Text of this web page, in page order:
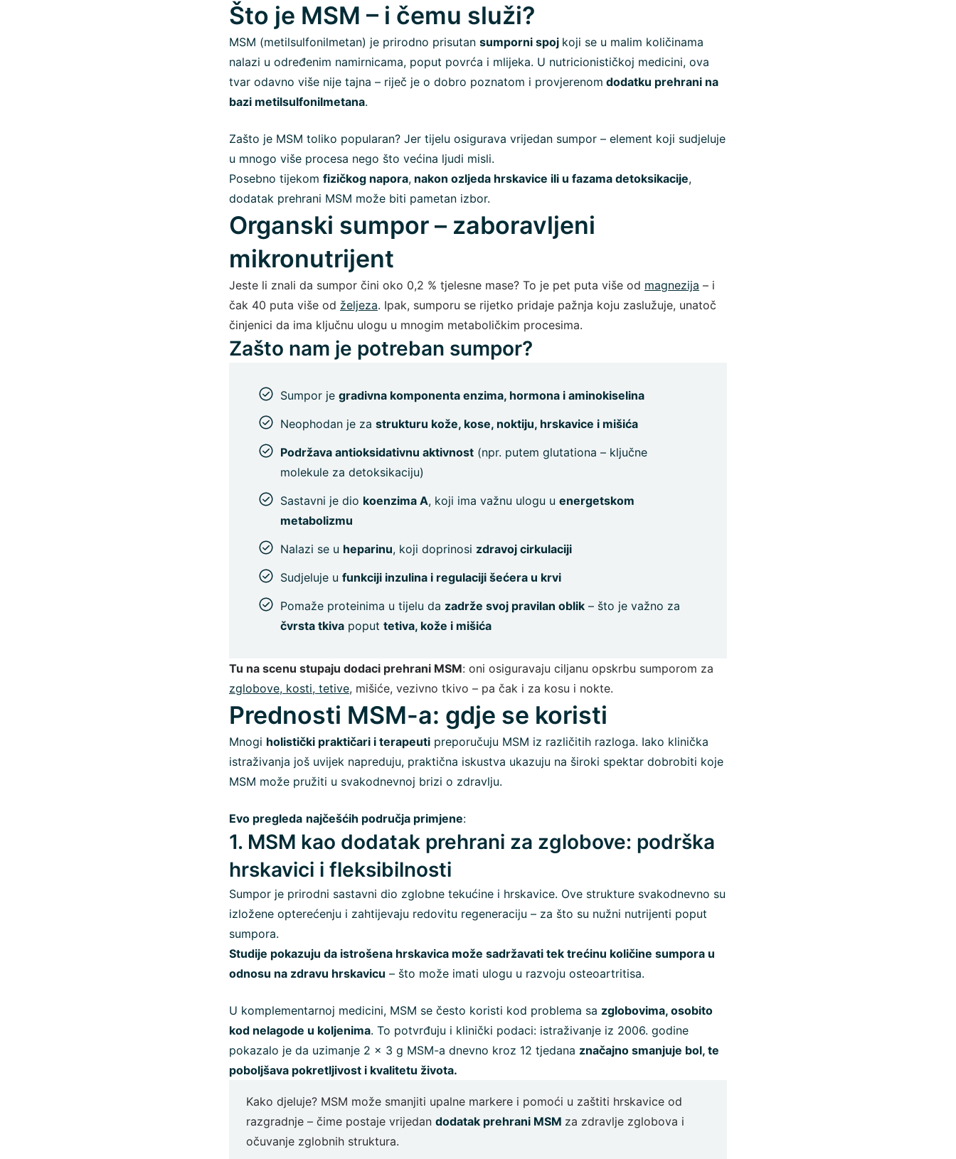
Što je MSM – i čemu služi?
MSM (metilsulfonilmetan) je prirodno prisutan sumporni spoj koji se u malim količinama
nalazi u određenim namirnicama, poput povrća i mlijeka. U nutricionističkoj medicini, ova
tvar odavno više nije tajna – riječ je o dobro poznatom i provjerenom dodatku prehrani na
bazi metilsulfonilmetana.
Zašto je MSM toliko popularan? Jer tijelu osigurava vrijedan sumpor – element koji sudjeluje
u mnogo više procesa nego što većina ljudi misli.
Posebno tijekom fizičkog napora, nakon ozljeda hrskavice ili u fazama detoksikacije,
dodatak prehrani MSM može biti pametan izbor.
Organski sumpor – zaboravljeni
mikronutrijent
Jeste li znali da sumpor čini oko 0,2 % tjelesne mase? To je pet puta više od magnezija – i
čak 40 puta više od željeza. Ipak, sumporu se rijetko pridaje pažnja koju zaslužuje, unatoč
činjenici da ima ključnu ulogu u mnogim metaboličkim procesima.
Zašto nam je potreban sumpor?
Sumpor je gradivna komponenta enzima, hormona i aminokiselina
Neophodan je za strukturu kože, kose, noktiju, hrskavice i mišića
Podržava antioksidativnu aktivnost (npr. putem glutationa – ključne
molekule za detoksikaciju)
Sastavni je dio koenzima A, koji ima važnu ulogu u energetskom
metabolizmu
Nalazi se u heparinu, koji doprinosi zdravoj cirkulaciji
Sudjeluje u funkciji inzulina i regulaciji šećera u krvi
Pomaže proteinima u tijelu da zadrže svoj pravilan oblik – što je važno za
čvrsta tkiva poput tetiva, kože i mišića
Tu na scenu stupaju dodaci prehrani MSM: oni osiguravaju ciljanu opskrbu sumporom za
zglobove, kosti, tetive, mišiće, vezivno tkivo – pa čak i za kosu i nokte.
Prednosti MSM-a: gdje se koristi
Mnogi holistički praktičari i terapeuti preporučuju MSM iz različitih razloga. Iako klinička
istraživanja još uvijek napreduju, praktična iskustva ukazuju na široki spektar dobrobiti koje
MSM može pružiti u svakodnevnoj brizi o zdravlju.
Evo pregleda najčešćih područja primjene:
1. MSM kao dodatak prehrani za zglobove: podrška
hrskavici i fleksibilnosti
Sumpor je prirodni sastavni dio zglobne tekućine i hrskavice. Ove strukture svakodnevno su
izložene opterećenju i zahtijevaju redovitu regeneraciju – za što su nužni nutrijenti poput
sumpora.
Studije pokazuju da istrošena hrskavica može sadržavati tek trećinu količine sumpora u
odnosu na zdravu hrskavicu – što može imati ulogu u razvoju osteoartritisa.
U komplementarnoj medicini, MSM se često koristi kod problema sa zglobovima, osobito
kod nelagode u koljenima. To potvrđuju i klinički podaci: istraživanje iz 2006. godine
pokazalo je da uzimanje 2 x 3 g MSM-a dnevno kroz 12 tjedana značajno smanjuje bol, te
poboljšava pokretljivost i kvalitetu života.
Kako djeluje? MSM može smanjiti upalne markere i pomoći u zaštiti hrskavice od
razgradnje – čime postaje vrijedan dodatak prehrani MSM za zdravlje zglobova i
očuvanje zglobnih struktura.